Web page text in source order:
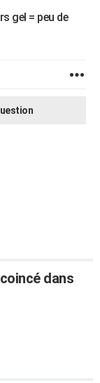
gel = peu de
dans